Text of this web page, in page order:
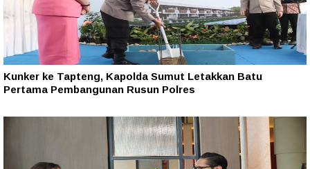
Kunker ke Tapteng, Kapolda Sumut Letakkan Batu
Pertama Pembangunan Rusun Polres